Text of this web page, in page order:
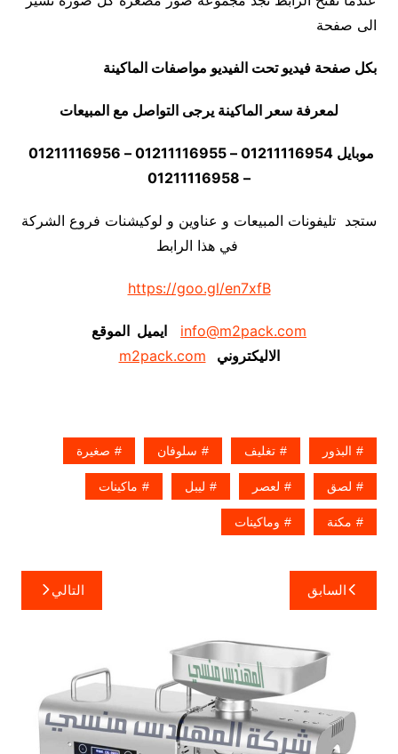
الى صفحة
بكل صفحة فيديو تحت الفيديو مواصفات الماكينة
لمعرفة سعر الماكينة يرجى التواصل مع المبيعات
– 01211116958
ستجد تليفونات المبيعات و عناوين و لوكيشنات فروع الشركة
في هذا الرابط
https://goo.gl/en7xfB
info@m2pack.com
ايميل الموقع
الاليكتروني m2pack.com
البذور تغليف سلوفان صغيرة
لصق لعصر ليبل ماكينات
مكنة وماكينات
تصفّح
المقالات
السابق التالي